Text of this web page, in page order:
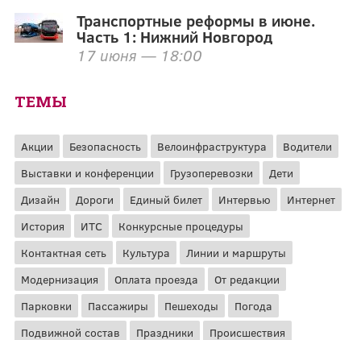
Транспортные реформы в июне.
Часть 1: Нижний Новгород
17 июня — 18:00
ТЕМЫ
Акции Безопасность Велоинфраструктура
Водители
Выставки и конференции
Грузоперевозки
Дети
Дизайн
Дороги Единый билет Интервью
Интернет
История
ИТС
Конкурсные процедуры
Контактная сеть
Культура
Линии и маршруты
Модернизация
Оплата проезда
От редакции
Парковки
Пассажиры Пешеходы
Погода
Подвижной состав
Праздники Происшествия